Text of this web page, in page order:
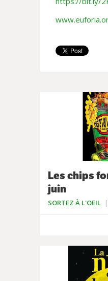
Les chips
juin
SORTEZ À L'OEIL